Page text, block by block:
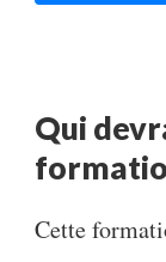
Qui
Cette